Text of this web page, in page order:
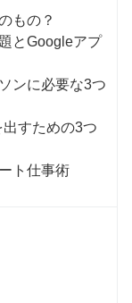
もの？
とGoogleアプ
ンに必要な3つ
すための3つ
ト仕事術